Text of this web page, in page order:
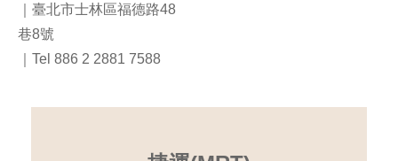
｜臺北市士林區福德路48
巷8號
｜Tel 886 2 2881 7588